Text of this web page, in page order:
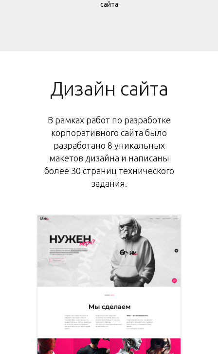
сайта
Дизайн сайта
В рамках работ по разработке
корпоративного сайта было
разработано 8 уникальных
макетов дизайна и написаны
более 30 страниц технического
задания.